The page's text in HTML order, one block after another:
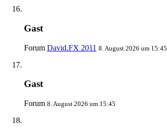
Gast
Forum David.FX 2011 8. August 2026 um 15:45
Gast
Forum 8. August 2026 um 15:45